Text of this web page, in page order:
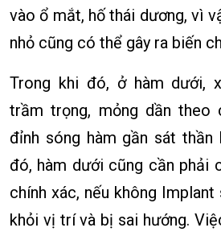
vào ổ mắt, hố thái dương, vì
nhỏ cũng có thể gây ra biến
Trong khi đó, ở hàm dưới,
trầm trọng, mỏng dần theo
đỉnh sóng hàm gần sát thần
đó, hàm dưới cũng cần phải
chính xác, nếu không
khỏi vị trí và bị sai hướng.